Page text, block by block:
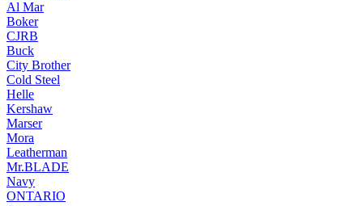
Al Mar
Boker
CJRB
Buck
City Brother
Cold Steel
Helle
Kershaw
Marser
Mora
Leatherman
Mr.BLADE
Navy
ONTARIO